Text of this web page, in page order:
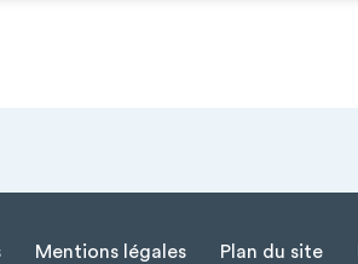
Mentions légales Plan du site